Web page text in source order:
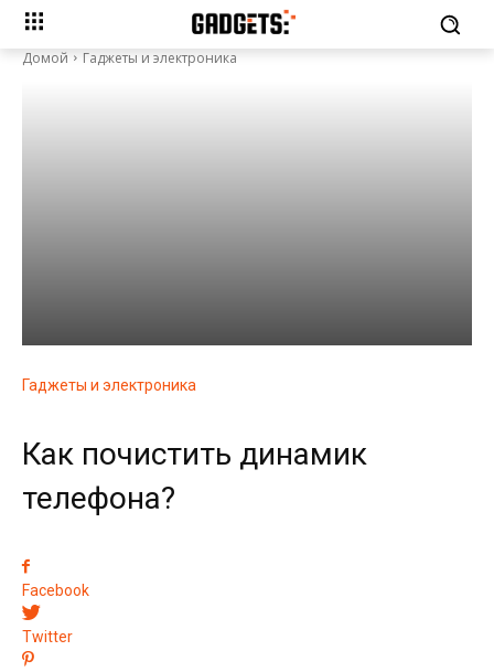
Домой Гаджеты и электроника
Гаджеты и электроника
Как почистить динамик
телефона?
Facebook
Twitter